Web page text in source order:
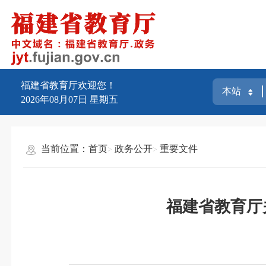
福建省教育厅欢迎您！
2026年08月07日 星期五
当前位置：首页 政务公开 重要文件
福建省教育